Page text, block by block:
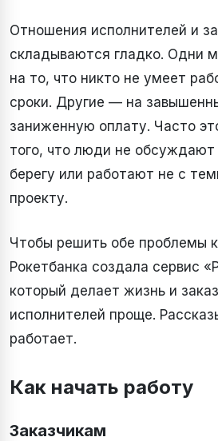
Отношения исполнителей и
складываются гладко. Одни
на то, что никто не умеет
сроки. Другие — на
заниженную оплату. Часто
того, что люди не обсуждают
берегу или работают не с
проекту.
Чтобы решить обе проблемы
Рокетбанка создала сервис
который делает жизнь и
исполнителей проще.
работает.
Как начать работу
Заказчикам